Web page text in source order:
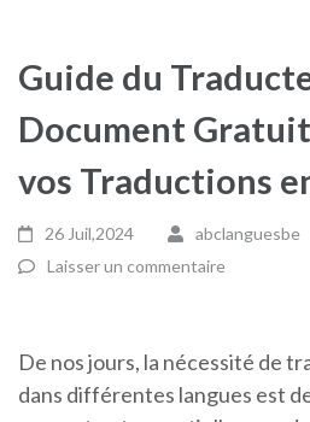
Guide du
Document
vos Traductions
26 Juil,2024
abclanguesbe
Laisser un commentaire
De nos jours, la nécessité de
dans différentes langues est